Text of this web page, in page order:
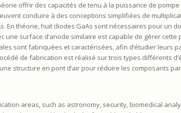
offrir des capacités de tenu à la puissance de
conduire à des conceptions simplifiées de
En théorie, huit diodes GaAs sont nécessaires pour un
une surface d’anode similaire est capable de gérer
sont fabriquées et caractérisées, afin d’étudier leurs
de fabrication est réalisé sur trois types différents
structure en pont d’air pour réduire les composants
areas, such as astronomy, security, biomedical